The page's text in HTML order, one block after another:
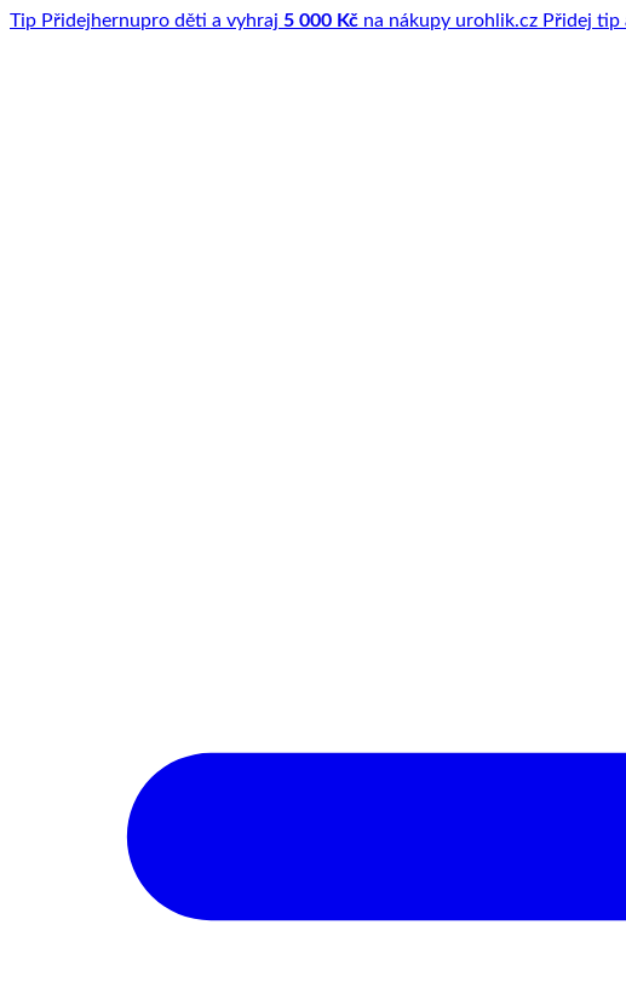
Tip Přidejhernupro děti a vyhraj 5 000 Kč na nákupy urohlik.cz Přidej tip